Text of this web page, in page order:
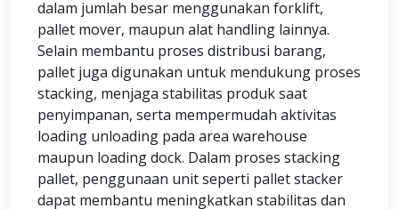
dalam jumlah besar menggunakan forklift,
pallet mover, maupun alat handling lainnya.
Selain membantu proses distribusi barang,
pallet juga digunakan untuk mendukung proses
stacking, menjaga stabilitas produk saat
penyimpanan, serta mempermudah aktivitas
loading unloading pada area warehouse
maupun loading dock. Dalam proses stacking
pallet, penggunaan unit seperti pallet stacker
dapat membantu meningkatkan stabilitas dan